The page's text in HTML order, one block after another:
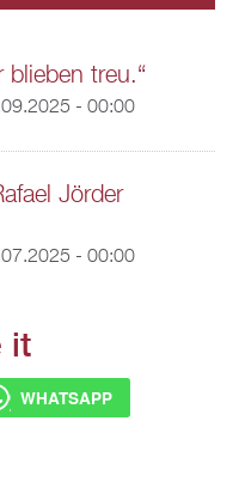
blieben treu.“
- 00:00
Jörder
- 00:00
it
WHATSAPP